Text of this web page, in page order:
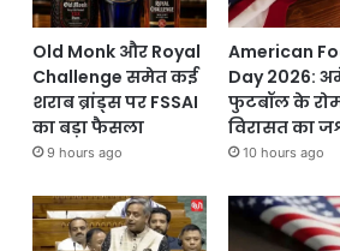
Old Monk और Royal
Challenge समेत कई
शराब ब्रांड्स पर FSSAI
का बड़ा फैसला
9 hours ago
American
Day 2026:
फुटबॉल के
विरासत का
10 hours ago